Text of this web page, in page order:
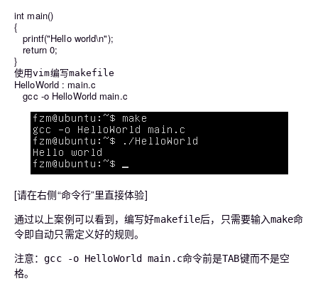
int main()
{
printf("Hello world\n");
return 0;
}
使用vim编写makefile
HelloWorld : main.c
gcc -o HelloWorld main.c
[请在右侧“命令行”里直接体验]
通过以上案例可以看到，编写好makefile后，只需要输入make命
令即自动只需定义好的规则。
注意：gcc -o HelloWorld main.c命令前是TAB键而不是空
格。